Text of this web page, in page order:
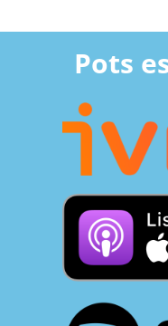
Pots